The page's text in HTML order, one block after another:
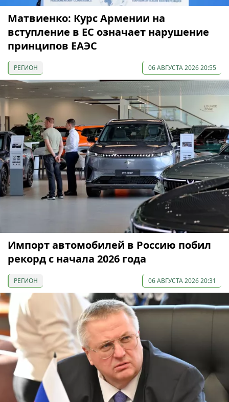
Матвиенко: Курс Армении на
вступление в ЕС означает нарушение
принципов ЕАЭС
РЕГИОН 06 АВГУСТА 2026 20:55
Импорт автомобилей в Россию побил
рекорд с начала 2026 года
РЕГИОН 06 АВГУСТА 2026 20:31